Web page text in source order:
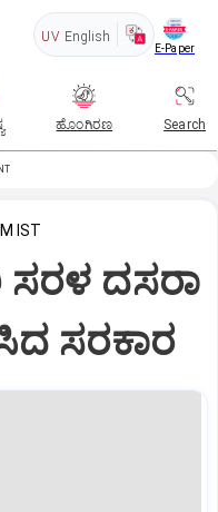
UV English
E-Paper
ಹೊಂಗಿರಣ Search
IST
ಸರಳ ದಸರಾ
ಸರಕಾರ